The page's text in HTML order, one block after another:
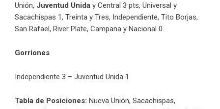
Unión, Juventud Unida y Central 3 pts, Universal y
Sacachispas 1, Treinta y Tres, Independiente, Tito Borjas,
San Rafael, River Plate, Campana y Nacional 0.
Gorriones
Independiente 3 – Juventud Unida 1
Tabla de Posiciones: Nueva Unión, Sacachispas,